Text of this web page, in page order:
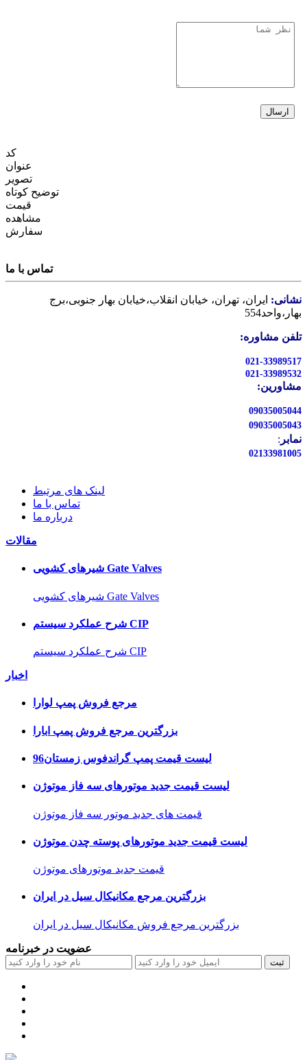
کد
عنوان
تصویر
توضیح کوتاه
قیمت
مشاهده
سفارش
تماس با ما
نشانی: ایران، تهران، خیابان انقلاب،خیابان بهار جنوبی،برج
بهار،واحد554
تلفن مشاوره:
021-33989517
021-33989532
مشاورین:
09035005044
09035005043
نمابر :
02133981005
لینک های مرتبط
تماس با ما
درباره ما
مقالات
شیرهای کشویی Gate Valves
شیرهای کشویی Gate Valves
شرح عملکرد سیستم CIP
شرح عملکرد سیستم CIP
اخبار
مرجع فروش پمپ لوارا
بزرگترین مرجع فروش پمپ ابارا
لیست قیمت پمپ گراندفوس زمستان96
لیست قیمت جدید موتورهای سه فاز موتوژن
قیمت های جدید موتور سه فاز موتوژن
لیست قیمت جدید موتورهای پوسته چدن موتوژن
قیمت جدید موتورهای موتوژن
بزرگترین مرجع مکانیکال سیل در ایران
بزرگترین مرجع فروش مکانیکال سیل در ایران
عضویت در خبرنامه
ثبت